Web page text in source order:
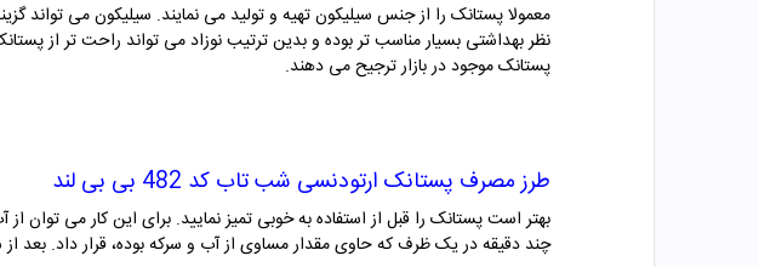
معمولا پستانک را از جنس سیلیکون تهیه و تولید می نمایند. سیلیکون می تواند
نظر بهداشتی بسیار مناسب تر بوده و بدین ترتیب نوزاد می تواند راحت تر از
پستانک موجود در بازار ترجیح می دهند.
طرز مصرف پستانک ارتودنسی شب تاب کد 482 بی بی لند
بهتر است پستانک را قبل از استفاده به خوبی تمیز نمایید. برای این کار می
چند دقیقه در یک ظرف که حاوی مقدار مساوی از آب و سرکه بوده، قرار داد.